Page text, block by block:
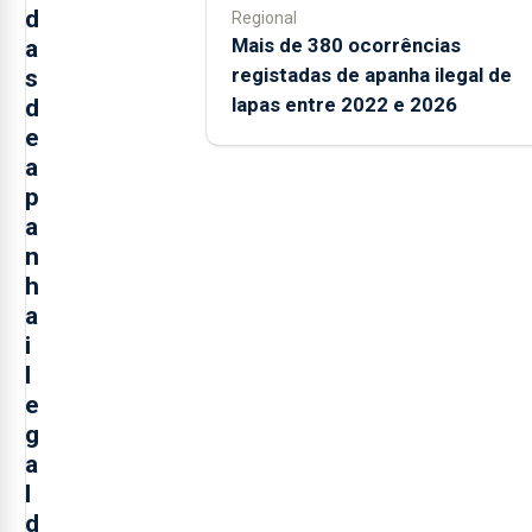
d
a
s
d
e
a
p
a
n
h
a
i
l
e
g
a
l
d
Regional
Mais de 380 ocorrências
registadas de apanha ilegal de
lapas entre 2022 e 2026